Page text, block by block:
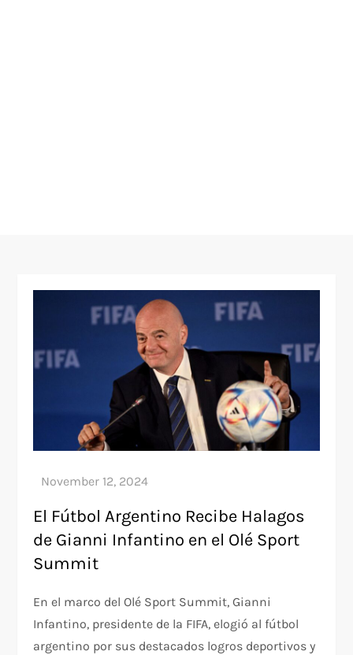
El Fútbol Argentino Recibe Halagos
de Gianni Infantino en el Olé Sport
Summit
En el marco del Olé Sport Summit, Gianni
Infantino, presidente de la FIFA, elogió al fútbol
argentino por sus destacados logros deportivos y